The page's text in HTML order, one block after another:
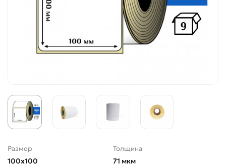
Размер
100х100
Толщина
71 мкм